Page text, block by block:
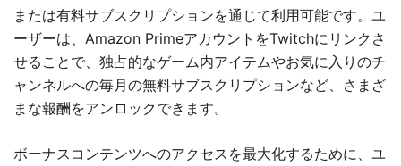
または有料サブスクリプションを通じて利用可能です。ユ
ーザーは、Amazon PrimeアカウントをTwitchにリンクさ
せることで、独占的なゲーム内アイテムやお気に入りのチ
ャンネルへの毎月の無料サブスクリプションなど、さまざ
まな報酬をアンロックできます。
ボーナスコンテンツへのアクセスを最大化するために、ユ